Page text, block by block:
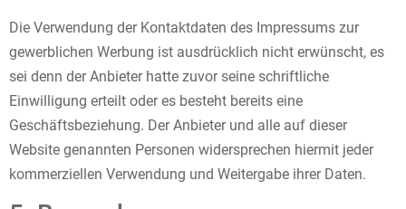
Die Verwendung der Kontaktdaten des Impressums zur
gewerblichen Werbung ist ausdrücklich nicht erwünscht, es
sei denn der Anbieter hatte zuvor seine schriftliche
Einwilligung erteilt oder es besteht bereits eine
Geschäftsbeziehung. Der Anbieter und alle auf dieser
Website genannten Personen widersprechen hiermit jeder
kommerziellen Verwendung und Weitergabe ihrer Daten.